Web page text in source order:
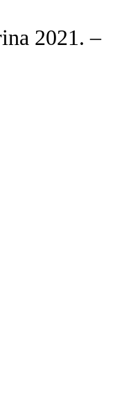
2021. –